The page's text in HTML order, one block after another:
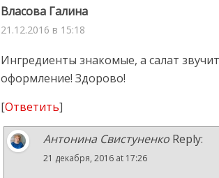
Власова Галина
21.12.2016 в 15:18
Ингредиенты знакомые, а салат
оформление! Здорово!
[Ответить]
Антонина Свистуненко Reply:
21 декабря, 2016 at 17:26